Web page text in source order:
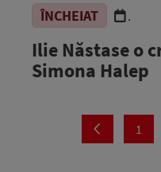
ÎNCHEIAT .
Ilie Năstase o
Simona Halep
1